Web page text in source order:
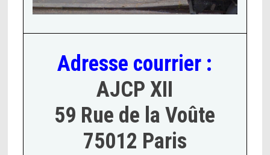
Adresse courrier :
AJCP XII
59 Rue de la Voûte
75012 Paris